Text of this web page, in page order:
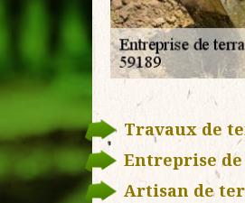
Travaux de
Entreprise
Artisan de